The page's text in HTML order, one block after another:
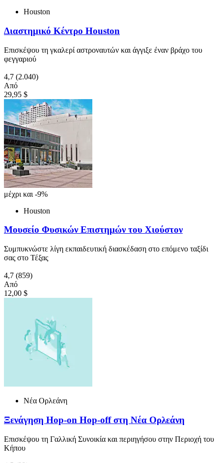
Houston
Διαστημικό Κέντρο Houston
Επισκέψου τη γκαλερί αστροναυτών και άγγιξε έναν βράχο του
φεγγαριού
4,7 (2.040)
Από
29,95 $
μέχρι και -9%
Houston
Μουσείο Φυσικών Επιστημών του Χιούστον
Συμπυκνώστε λίγη εκπαιδευτική διασκέδαση στο επόμενο ταξίδι
σας στο Τέξας
4,7 (859)
Από
12,00 $
Νέα Ορλεάνη
Ξενάγηση Hop-on Hop-off στη Νέα Ορλεάνη
Επισκέψου τη Γαλλική Συνοικία και περιηγήσου στην Περιοχή του
Κήπου